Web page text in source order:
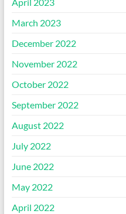
March 2023
December 2022
November 2022
October 2022
September 2022
August 2022
July 2022
June 2022
May 2022
April 2022